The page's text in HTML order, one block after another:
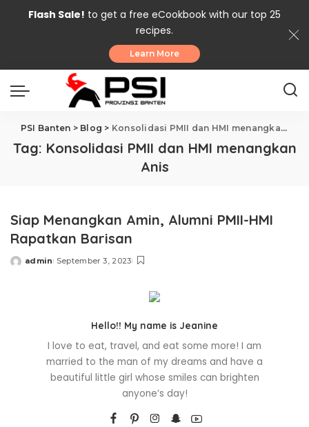
Flash Sale! to get a free eCookbook with our top 25
recipes.
Learn More
PSI Banten > Blog > Konsolidasi PMII dan HMI menangkan Anis
Tag: Konsolidasi PMII dan HMI menangkan
Anis
Siap Menangkan Amin, Alumni PMII-HMI
Rapatkan Barisan
Posted
admin September 3, 2023
Hello!! My name is Jeanine
I love to eat, travel, and eat some more! I am
married to the man of my dreams and have a
beautiful little girl whose smiles can brighten
anyone’s day!